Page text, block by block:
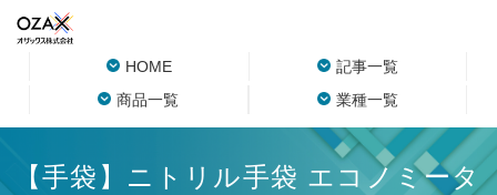
HOME
記事一覧
商品一覧
業種一覧
【手袋】ニトリル手袋 エコノミータ